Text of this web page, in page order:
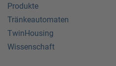
Produkte
Tränkeautomaten
TwinHousing
Wissenschaft